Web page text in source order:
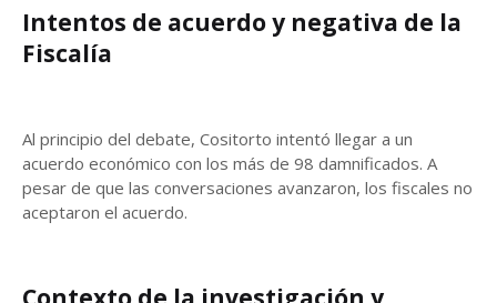
Intentos de acuerdo y negativa de la
Fiscalía
Al principio del debate, Cositorto intentó llegar a un
acuerdo económico con los más de 98 damnificados. A
pesar de que las conversaciones avanzaron, los fiscales no
aceptaron el acuerdo.